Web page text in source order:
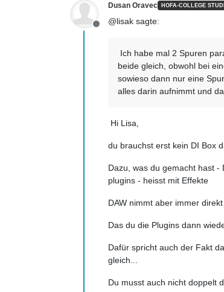
Offline
Dusan Oravec HOFA-COLLEGE
@lisak sagte:
Ich habe mal 2 Spuren
beide gleich, obwohl bei
sowieso dann nur eine
alles darin aufnimmt und
Hi Lisa,
du brauchst erst kein DI Box
Dazu, was du gemacht hast
plugins - heisst mit Effekte
DAW nimmt aber immer
Das du die Plugins dann
Dafür spricht auch der Fakt
gleich...
Du musst auch nicht doppelt